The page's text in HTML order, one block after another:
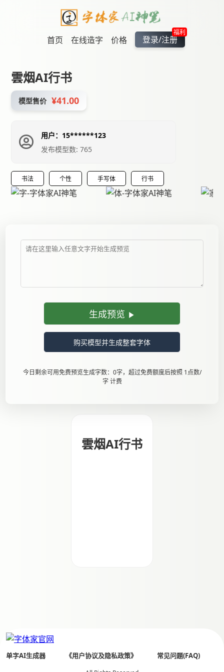
首页 在线造字 价格
福利
登录/注册
雲烟AI行书
模型售价 ¥41.00
用户：15******123
发布模型数: 765
书法 个性 手写体 行书
生成预览
购买模型并生成整套字体
今日剩余可用免费预览生成字数：0字，超过免费额度后按照 1点数/
字 计费
雲烟AI行书
单字AI生成器 《用户协议及隐私政策》 常见问题(FAQ)